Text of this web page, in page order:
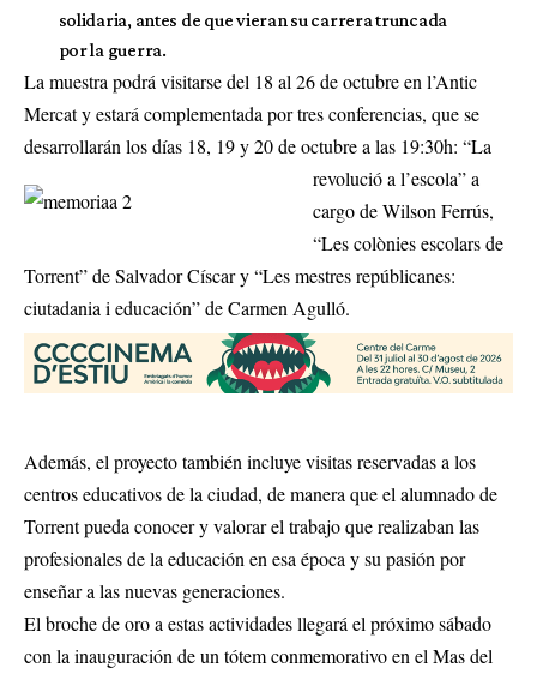
solidaria, antes de que vieran su carrera truncada
por la guerra.
La muestra podrá visitarse del 18 al 26 de octubre en l’Antic
Mercat y estará complementada por tres conferencias, que se
desarrollarán los días 18, 19 y 20 de octubrea las 19:30h: “La
revolució a l’escola” a
cargo de Wilson Ferrús,
“Les colònies escolars de
Torrent” de Salvador Císcar y “Les mestres repúblicanes:
ciutadania i educación” de Carmen Agulló.
Además, el proyecto también incluye visitas reservadas a los
centros educativos de la ciudad, de manera que el alumnado de
Torrent pueda conocer y valorar el trabajo que realizaban las
profesionales de la educación en esa época y su pasión por
enseñar a las nuevas generaciones.
El broche de oro a estas actividades llegará el próximo sábado
con la inauguración de un tótem conmemorativo en el Mas del